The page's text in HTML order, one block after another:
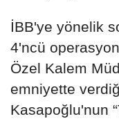
İBB'ye yönelik
4'ncü
Özel Kalem
emniyette
Kasapoğlu'nun